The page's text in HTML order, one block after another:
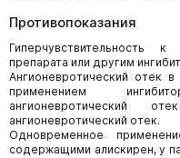
Противопоказания
Гиперчувствительность
препарата или другим
Ангионевротический отек
применением
ангионевротический
ангионевротический отек.
Одновременное
содержащими алискирен, у